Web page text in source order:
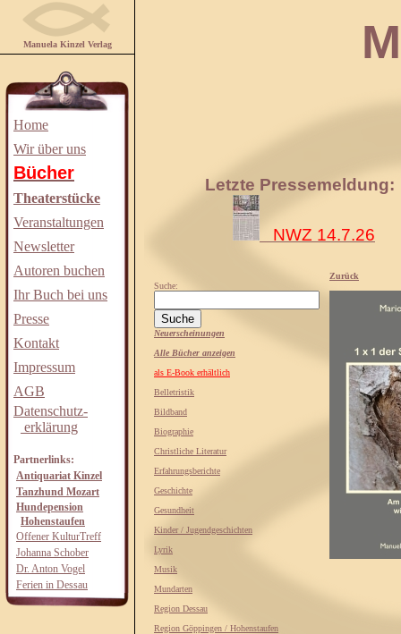
Manuela Kinzel Verlag
Home
Wir über uns
Bücher
Theaterstücke
Veranstaltungen
Newsletter
Autoren buchen
Ihr Buch bei uns
Presse
Kontakt
Impressum
AGB
Datenschutz-
erklärung
Partnerlinks:
Antiquariat Kinzel
Tanzhund Mozart
Hundepension
Hohenstaufen
Offener KulturTreff
Johanna Schober
Dr. Anton Vogel
Ferien in Dessau
Letzte Pressemeldung:
NWZ 14.7.26
Suche:
Neuerscheinungen
Alle Bücher anzeigen
als E-Book erhältlich
Belletristik
Bildband
Biographie
Christliche Literatur
Erfahrungsberichte
Geschichte
Gesundheit
Kinder / Jugendgeschichten
Lyrik
Musik
Mundarten
Region Dessau
Region Göppingen / Hohenstaufen
Zurück